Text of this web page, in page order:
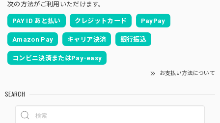
次の方法がご利用いただけます。
PAY ID あと払い クレジットカード PayPay
Amazon Pay キャリア決済 銀行振込
コンビニ決済またはPay-easy
お支払い方法について
SEARCH